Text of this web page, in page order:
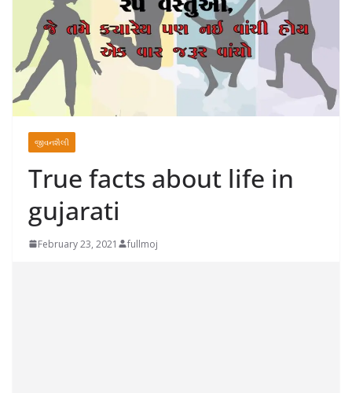
જીવનશૈલી
True facts about life in
gujarati
February 23, 2021 fullmoj